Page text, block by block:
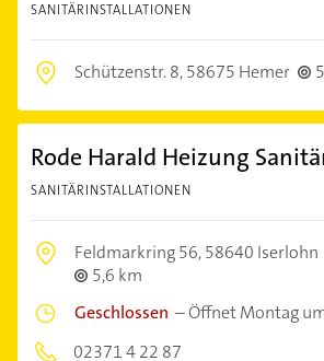
SANITÄRINSTALLATIONEN
Schützenstr. 8,58675 Hemer
Rode Harald Heizung
SANITÄRINSTALLATIONEN
Feldmarkring 56,58640 Iserlohn
5,6 km
Geschlossen –Öffnet Montag
02371 4 22 87